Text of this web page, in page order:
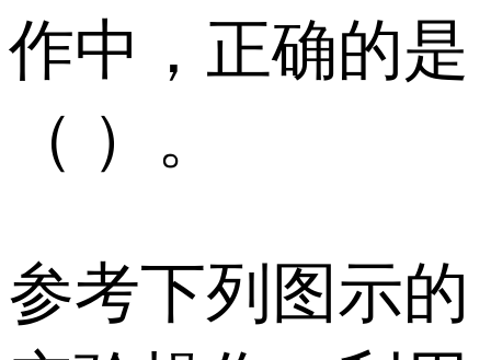
作中，正确的是
（ ）。
参考下列图示的